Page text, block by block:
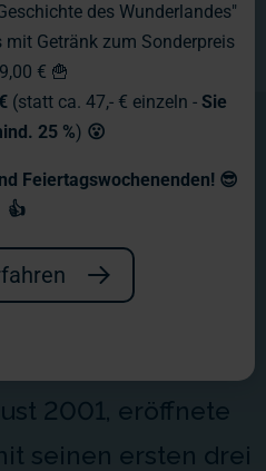
des ersten
Monate
2001, eröffnete
seinen ersten drei
des Wunderlandes"
Getränk zum Sonderpreis
€ 🍟
(statt ca. 47,- € einzeln - Sie
25 %) 😮
Feiertagswochenenden! 😎
👍